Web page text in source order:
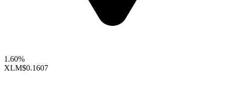
1.60%
XLM$0.1607